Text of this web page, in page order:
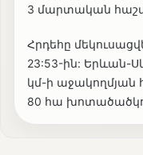
3 մարտական
Հրդեհը
23:53-ին:
կմ-ի աջակողմյան
80 հա